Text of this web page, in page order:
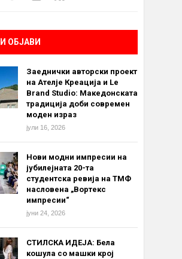
ОБЈАВИ
Заеднички авторски проект
на Ателје Креација и Le
Brand Studio: Македонската
традиција доби современ
моден израз
јули 16, 2026
Нови модни импресии на
јубилејната 20-та
студентска ревија на ТМФ
насловена „Вортекс
импресии“
јуни 24, 2026
СТИЛСКА ИДЕЈА: Бела
кошула со машки крој